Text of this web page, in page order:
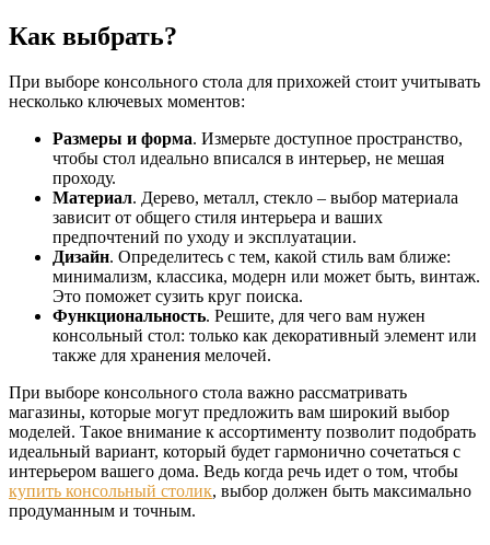
Как выбрать?
При выборе консольного стола для прихожей стоит учитывать
несколько ключевых моментов:
Размеры и форма. Измерьте доступное пространство,
чтобы стол идеально вписался в интерьер, не мешая
проходу.
Материал. Дерево, металл, стекло – выбор материала
зависит от общего стиля интерьера и ваших
предпочтений по уходу и эксплуатации.
Дизайн. Определитесь с тем, какой стиль вам ближе:
минимализм, классика, модерн или может быть, винтаж.
Это поможет сузить круг поиска.
Функциональность. Решите, для чего вам нужен
консольный стол: только как декоративный элемент или
также для хранения мелочей.
При выборе консольного стола важно рассматривать
магазины, которые могут предложить вам широкий выбор
моделей. Такое внимание к ассортименту позволит подобрать
идеальный вариант, который будет гармонично сочетаться с
интерьером вашего дома. Ведь когда речь идет о том, чтобы
купить консольный столик, выбор должен быть максимально
продуманным и точным.